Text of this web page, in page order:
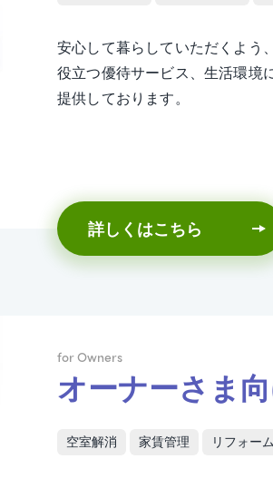
安心して暮らしていただくよう
役立つ優待サービス、生活環境
提供しております。
詳しくはこちら
for Owners
オーナーさま
空室解消 家賃管理 リフォーム